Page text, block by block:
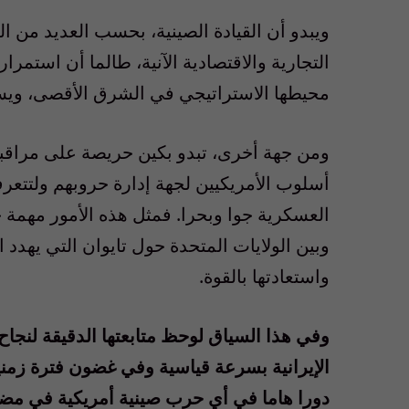
ويبدو أن القيادة الصينية، بحسب العديد من
التجارية والاقتصادية الآنية، طالما أن
محيطها الاستراتيجي في الشرق الأقصى،
ومن جهة أخرى، تبدو بكين حريصة على
أسلوب الأمريكيين لجهة إدارة حروبهم
العسكرية جوا وبحرا. فمثل هذه الأمور
وبين الولايات المتحدة حول تايوان التي
واستعادتها بالقوة.
وفي هذا السياق لوحظ متابعتها الدقيقة
الإيرانية بسرعة قياسية وفي غضون فترة
دورا هاما في أي حرب صينية أمريكية في